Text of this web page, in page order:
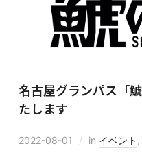
名古屋グランパス「
たします
2022-08-01 in イベント ,